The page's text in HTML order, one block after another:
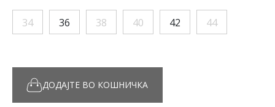
34 36 38 40 42 44
ДОДАЈТЕ ВО КОШНИЧКА